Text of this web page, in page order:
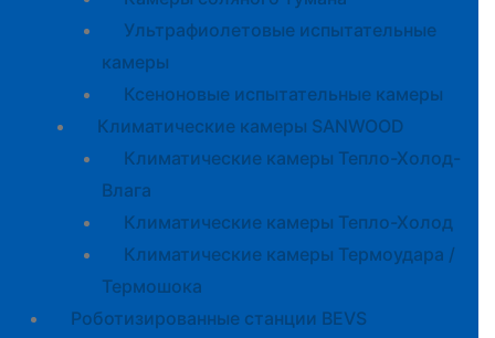
Ультрафиолетовые испытательные
камеры
Ксеноновые испытательные камеры
Климатические камеры SANWOOD
Климатические камеры Тепло-Холод-
Влага
Климатические камеры Тепло-Холод
Климатические камеры Термоудара /
Термошока
Роботизированные станции BEVS